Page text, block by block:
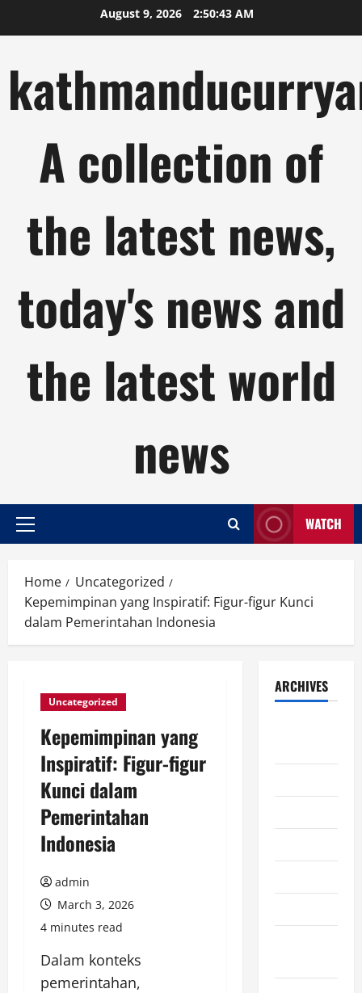
August 9, 2026 2:50:44 AM
A collection of
the latest news,
today's news and
the latest world
news
Primary
WATCH
Home
Uncategorized
Kepemimpinan yang Inspiratif: Figur-figur Kunci
dalam Pemerintahan Indonesia
Uncategorized
Kepemimpinan yang
Inspiratif: Figur-figur
Kunci dalam
Pemerintahan
Indonesia
admin
March 3, 2026
4 minutes read
Dalam konteks
pemerintahan,
ARCHIVES